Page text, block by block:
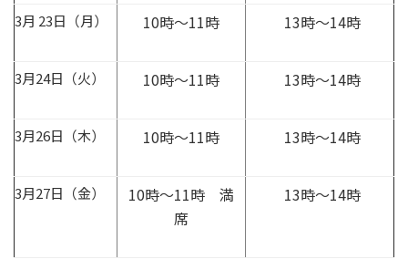
3月 23日（月） 10時～11時 13時～14時
3月24日（火） 10時～11時 13時～14時
3月26日（木） 10時～11時 13時～14時
3月27日（金）
10時～11時 満
席
13時～14時